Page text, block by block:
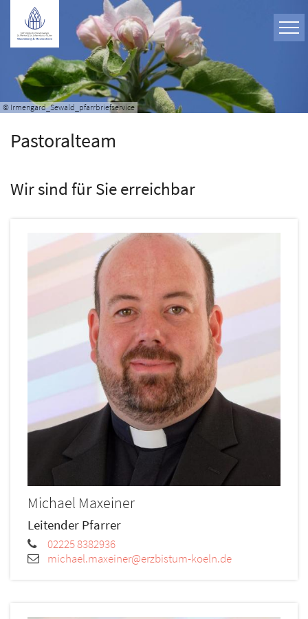
Zum Inhalt springen
© Irmengard_Sewald_pfarrbriefservice
Pastoralteam
Wir sind für Sie erreichbar
Michael Maxeiner
Leitender Pfarrer
02225 8382936
michael.maxeiner@erzbistum-koeln.de